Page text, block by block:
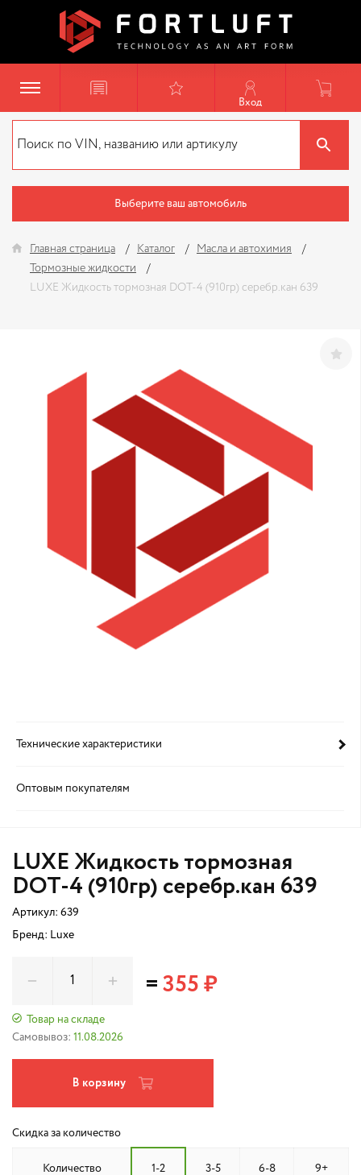
Вход
Выберите ваш автомобиль
Главная страница Каталог
Масла и автохимия
Тормозные жидкости
LUXE Жидкость тормозная DOT-4 (910гр) серебр.кан 639
Технические характеристики
Оптовым покупателям
LUXE Жидкость тормозная
DOT-4 (910гр) серебр.кан 639
Артикул: 639
Бренд: Luxe
Товар на складе
Самовывоз: 11.08.2026
=355 ₽
В корзину
Скидка за количество
Количество 1-2 3-5 6-8 9+